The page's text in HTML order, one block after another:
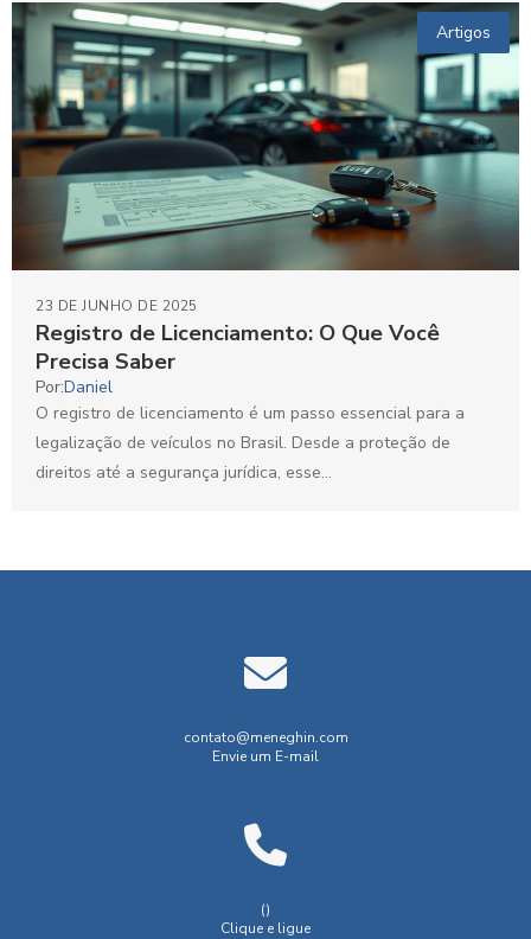
Artigos
Registro de Licenciamento: O Que Você
Precisa Saber
23 DE JUNHO DE 2025
Por:Daniel
O registro de licenciamento é um passo essencial para a
legalização de veículos no Brasil. Desde a proteção de
direitos até a segurança jurídica, esse...
contato@meneghin.com
Envie um E-mail
()
Clique e ligue